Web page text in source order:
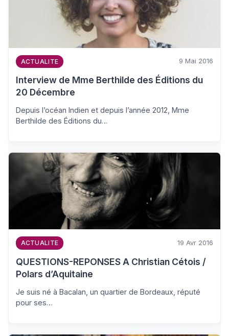
ACTUALITE 9 Mai 2016
Interview de Mme Berthilde des Éditions du
20 Décembre
Depuis l’océan Indien et depuis l’année 2012, Mme
Berthilde des Éditions du…
ACTUALITE 19 Avr 2016
QUESTIONS-REPONSES A Christian Cétois /
Polars d’Aquitaine
Je suis né à Bacalan, un quartier de Bordeaux, réputé
pour ses…